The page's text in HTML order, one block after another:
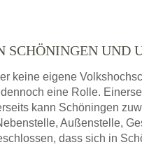
SCHÖNINGEN UND
keine eigene
eine Rolle.
kann Schöningen
Außenstelle,
dass sich in